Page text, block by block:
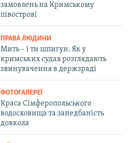
замовлень на Кримському
півострові
ПРАВА ЛЮДИНИ
Мить – і ти шпигун. Як у
кримських судах розглядають
звинувачення в держзраді
ФОТОГАЛЕРЕЇ
Краса Сімферопольського
водосховища та занедбаність
довкола